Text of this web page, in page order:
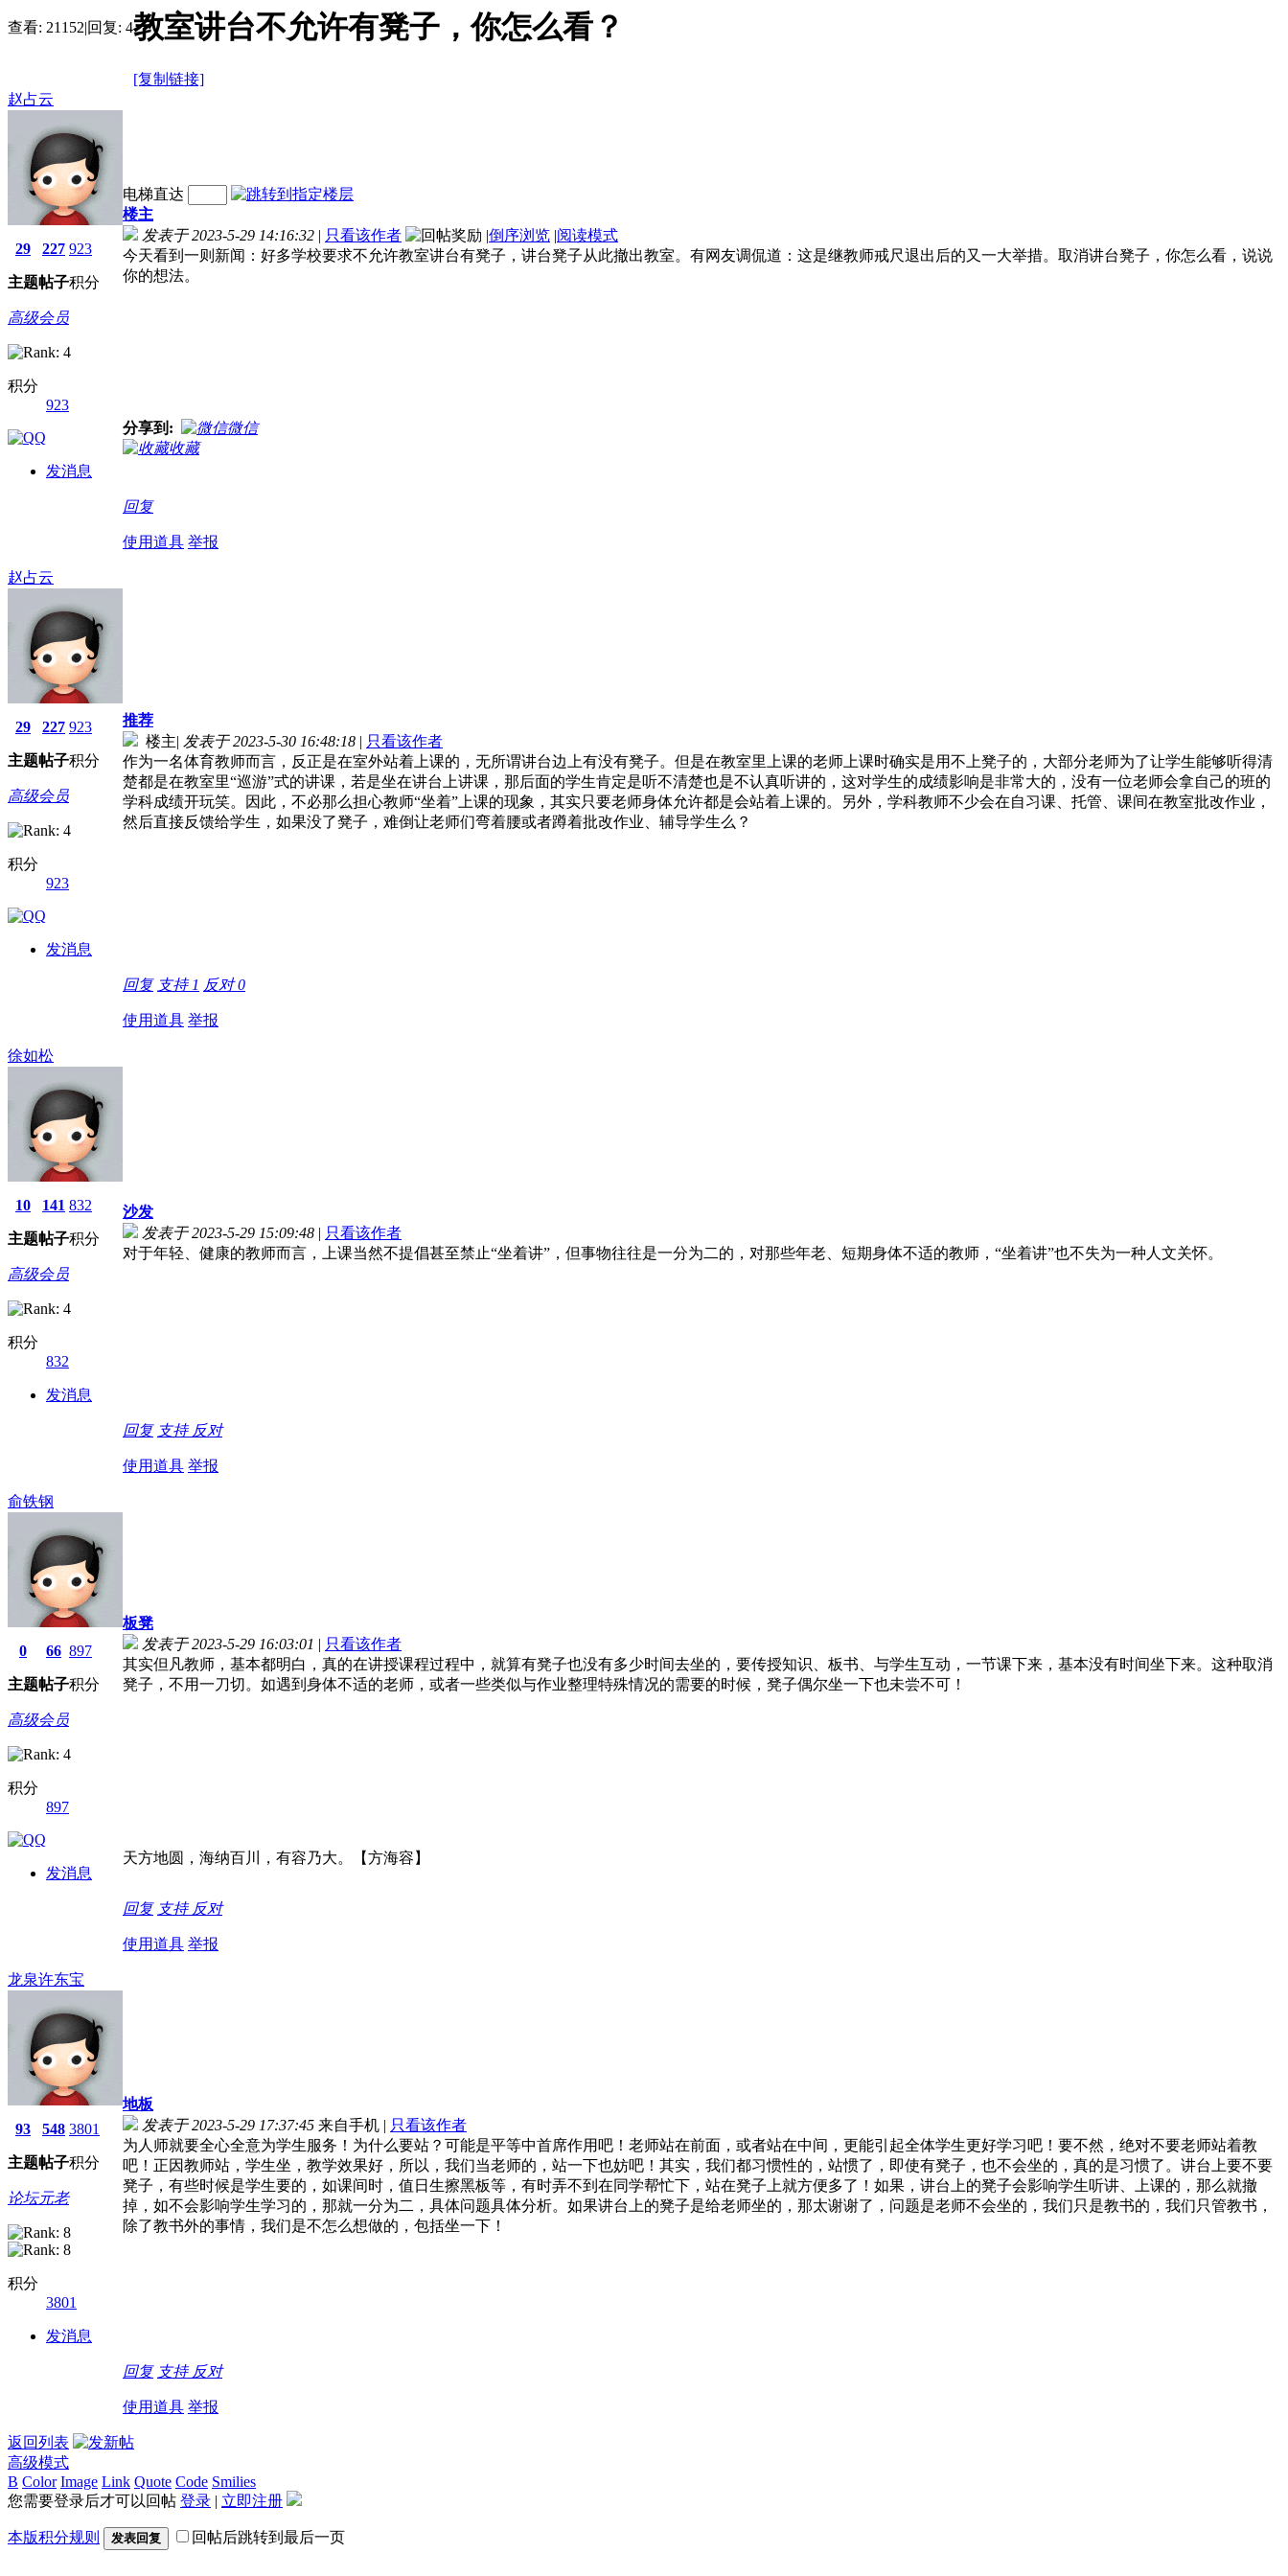
查看: 21152|回复: 4教室讲台不允许有凳子，你怎么看？
[复制链接]
赵占云
29
主题
227
帖子
923
积分
高级会员
积分
923
发消息
电梯直达
楼主
发表于 2023-5-29 14:16:32 | 只看该作者 |倒序浏览 |阅读模式
今天看到一则新闻：好多学校要求不允许教室讲台有凳子，讲台凳子从此撤出教室。有网友调侃道：这是继教师戒尺退出后的又一大举措。取消讲台凳子，你怎么看，说说
你的想法。
分享到:
微信
收藏
回复
使用道具 举报
赵占云
29
主题
227
帖子
923
积分
高级会员
积分
923
发消息
推荐
楼主| 发表于 2023-5-30 16:48:18 | 只看该作者
作为一名体育教师而言，反正是在室外站着上课的，无所谓讲台边上有没有凳子。但是在教室里上课的老师上课时确实是用不上凳子的，大部分老师为了让学生能够听得清
楚都是在教室里“巡游”式的讲课，若是坐在讲台上讲课，那后面的学生肯定是听不清楚也是不认真听讲的，这对学生的成绩影响是非常大的，没有一位老师会拿自己的班的
学科成绩开玩笑。因此，不必那么担心教师“坐着”上课的现象，其实只要老师身体允许都是会站着上课的。另外，学科教师不少会在自习课、托管、课间在教室批改作业，
然后直接反馈给学生，如果没了凳子，难倒让老师们弯着腰或者蹲着批改作业、辅导学生么？
回复 支持 1 反对0
使用道具 举报
徐如松
10
主题
141
帖子
832
积分
高级会员
积分
832
发消息
沙发
发表于 2023-5-29 15:09:48 | 只看该作者
对于年轻、健康的教师而言，上课当然不提倡甚至禁止“坐着讲”，但事物往往是一分为二的，对那些年老、短期身体不适的教师，“坐着讲”也不失为一种人文关怀。
回复 支持 反对
使用道具 举报
俞铁钢
0
主题
66
帖子
897
积分
高级会员
积分
897
发消息
板凳
发表于 2023-5-29 16:03:01 | 只看该作者
其实但凡教师，基本都明白，真的在讲授课程过程中，就算有凳子也没有多少时间去坐的，要传授知识、板书、与学生互动，一节课下来，基本没有时间坐下来。这种取消
凳子，不用一刀切。如遇到身体不适的老师，或者一些类似与作业整理特殊情况的需要的时候，凳子偶尔坐一下也未尝不可！
天方地圆，海纳百川，有容乃大。【方海容】
回复 支持 反对
使用道具 举报
龙泉许东宝
93
主题
548
帖子
3801
积分
论坛元老
积分
3801
发消息
地板
发表于 2023-5-29 17:37:45 来自手机 | 只看该作者
为人师就要全心全意为学生服务！为什么要站？可能是平等中首席作用吧！老师站在前面，或者站在中间，更能引起全体学生更好学习吧！要不然，绝对不要老师站着教
吧！正因教师站，学生坐，教学效果好，所以，我们当老师的，站一下也妨吧！其实，我们都习惯性的，站惯了，即使有凳子，也不会坐的，真的是习惯了。讲台上要不要
凳子，有些时候是学生要的，如课间时，值日生擦黑板等，有时弄不到在同学帮忙下，站在凳子上就方便多了！如果，讲台上的凳子会影响学生听讲、上课的，那么就撤
掉，如不会影响学生学习的，那就一分为二，具体问题具体分析。如果讲台上的凳子是给老师坐的，那太谢谢了，问题是老师不会坐的，我们只是教书的，我们只管教书，
除了教书外的事情，我们是不怎么想做的，包括坐一下！
回复 支持 反对
使用道具 举报
返回列表
高级模式
B Color Image Link Quote Code Smilies
您需要登录后才可以回帖 登录 | 立即注册
本版积分规则 发表回复 回帖后跳转到最后一页